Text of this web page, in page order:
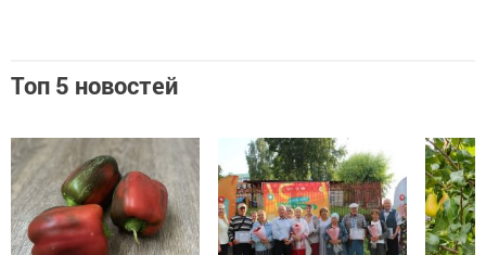
Топ 5 новостей